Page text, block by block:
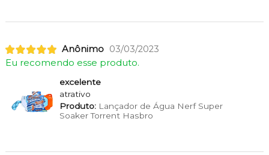
Anônimo 03/03/2023
Eu recomendo esse produto.
excelente
atrativo
Produto:Lançador de Água Nerf Super
Soaker Torrent Hasbro